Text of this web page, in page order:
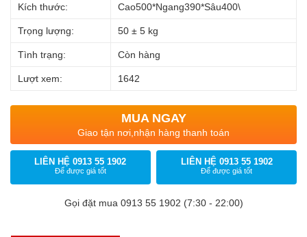
Kích thước: Cao500*Ngang390*Sâu400\
Trọng lượng: 50 ± 5 kg
Tình trạng: Còn hàng
Lượt xem: 1642
MUA NGAY
Giao tận nơi,nhận hàng thanh toán
LIÊN HỆ 0913 55 1902
Để được giá tốt
LIÊN HỆ 0913 55 1902
Để được giá tốt
Gọi đặt mua 0913 55 1902 (7:30 - 22:00)